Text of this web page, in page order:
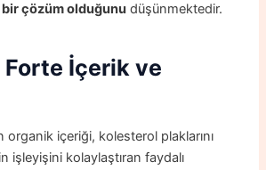
çözüm olduğunu düşünmektedir.
İçerik ve
organik içeriği, kolesterol plaklarını
işleyişini kolaylaştıran faydalı